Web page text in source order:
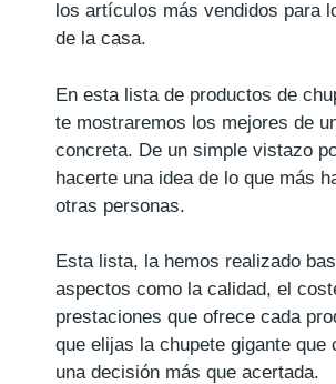
los artículos más vendidos para
de la casa.
En esta lista de productos de
te mostraremos los mejores de
concreta. De un simple vistazo
hacerte una idea de lo que más
otras personas.
Esta lista, la hemos realizado
aspectos como la calidad, el
prestaciones que ofrece cada
que elijas la chupete gigante que
una decisión más que acertada.